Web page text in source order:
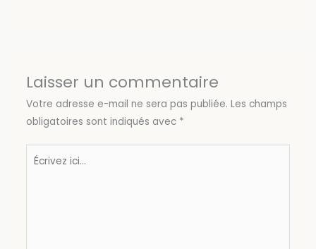
Laisser un commentaire
Votre adresse e-mail ne sera pas publiée. Les champs
obligatoires sont indiqués avec *
Écrivez